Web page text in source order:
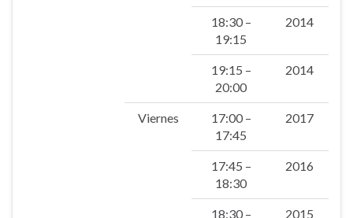
18:30 –
19:15
2014
19:15 –
20:00
2014
Viernes
17:00 –
17:45
2017
17:45 –
18:30
2016
18:30 – 2015